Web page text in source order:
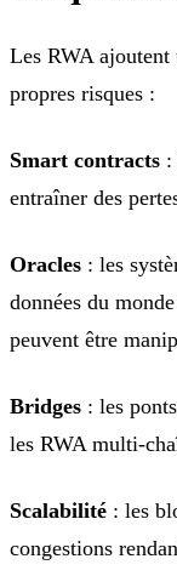
Les RWA ajoutent
propres risques :
Smart contracts :
entraîner des
Oracles : les
données du
peuvent être
Bridges : les
les RWA multi-
Scalabilité : les
congestions